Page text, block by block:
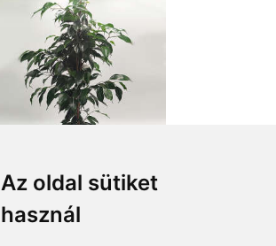
Az oldal sütiket
használ
from HUF12,960